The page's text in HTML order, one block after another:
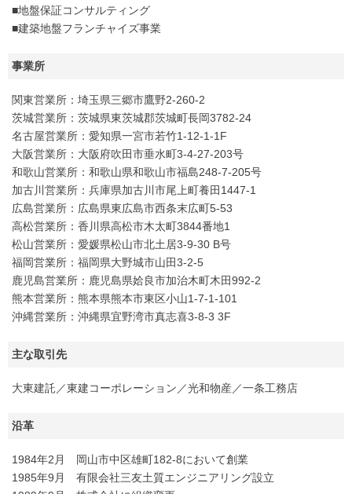
■地盤保証コンサルティング
■建築地盤フランチャイズ事業
事業所
関東営業所：埼玉県三郷市鷹野2-260-2
茨城営業所：茨城県東茨城郡茨城町長岡3782-24
名古屋営業所：愛知県一宮市若竹1-12-1-1F
大阪営業所：大阪府吹田市垂水町3-4-27-203号
和歌山営業所：和歌山県和歌山市福島248-7-205号
加古川営業所：兵庫県加古川市尾上町養田1447-1
広島営業所：広島県東広島市西条末広町5-53
高松営業所：香川県高松市木太町3844番地1
松山営業所：愛媛県松山市北土居3-9-30 B号
福岡営業所：福岡県大野城市山田3-2-5
鹿児島営業所：鹿児島県姶良市加治木町木田992-2
熊本営業所：熊本県熊本市東区小山1-7-1-101
沖縄営業所：沖縄県宜野湾市真志喜3-8-3 3F
主な取引先
大東建託／東建コーポレーション／光和物産／一条工務店
沿革
1984年2月 岡山市中区雄町182-8において創業
1985年9月 有限会社三友土質エンジニアリング設立